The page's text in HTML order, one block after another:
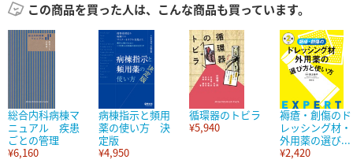
この商品を買った人は、こんな商品も買っています。
総合内科病棟マ
ニュアル 疾患
ごとの管理
¥6,160
病棟指示と頻用
薬の使い方 決
定版
¥4,950
循環器のトビラ
¥5,940
褥瘡・創傷のド
レッシング材・
外用薬の選び...
¥2,420